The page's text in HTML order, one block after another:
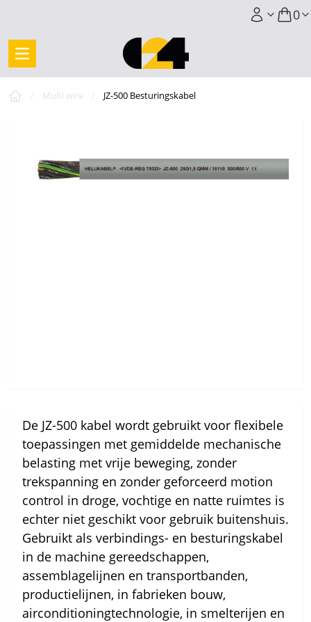
0
/ Multi wire / JZ-500 Besturingskabel
De JZ-500 kabel wordt gebruikt voor flexibele
toepassingen met gemiddelde mechanische
belasting met vrije beweging, zonder
trekspanning en zonder geforceerd motion
control in droge, vochtige en natte ruimtes is
echter niet geschikt voor gebruik buitenshuis.
Gebruikt als verbindings- en besturingskabel
in de machine gereedschappen,
assemblagelijnen en transportbanden,
productielijnen, in fabrieken bouw,
airconditioningtechnologie, in smelterijen en